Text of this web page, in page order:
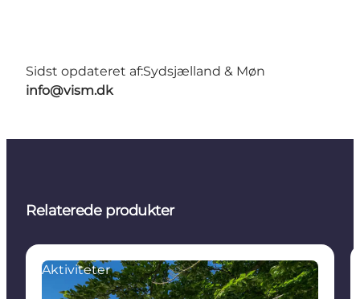
Sidst opdateret af:Sydsjælland & Møn
info@vism.dk
Relaterede produkter
Aktiviteter